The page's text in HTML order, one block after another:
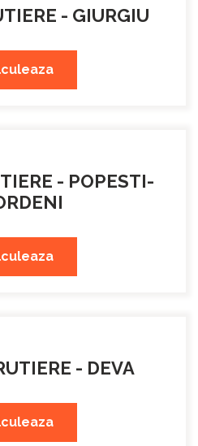
- GIURGIU
- POPESTI-
- DEVA